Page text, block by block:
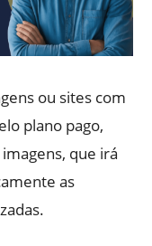
ou sites com
plano pago,
que irá
as